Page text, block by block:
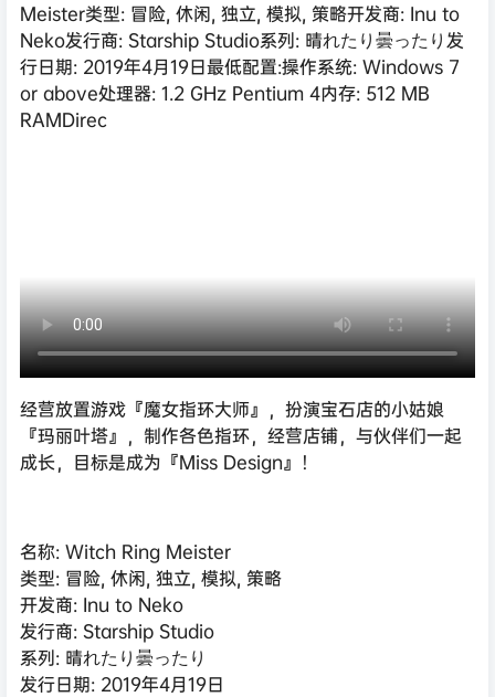
Meister类型: 冒险, 休闲, 独立, 模拟, 策略开发商: Inu to
Neko发行商: Starship Studio系列: 晴れたり曇ったり发
行日期: 2019年4月19日最低配置:操作系统: Windows 7
or above处理器: 1.2 GHz Pentium 4内存: 512 MB
RAMDirec
经营放置游戏『魔女指环大师』，扮演宝石店的小姑娘
『玛丽叶塔』，制作各色指环，经营店铺，与伙伴们一起
成长，目标是成为『Miss Design』！
名称: Witch Ring Meister
类型: 冒险, 休闲, 独立, 模拟, 策略
开发商: Inu to Neko
发行商: Starship Studio
系列: 晴れたり曇ったり
发行日期: 2019年4月19日